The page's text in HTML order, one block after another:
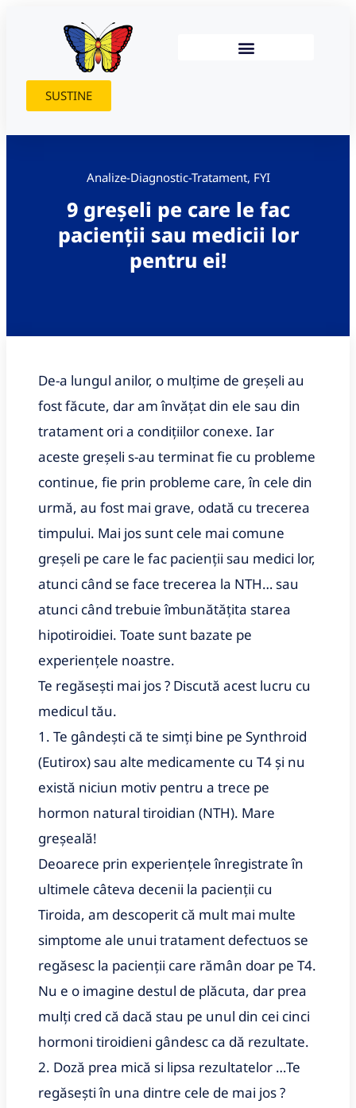
SUSTINE
Analize-Diagnostic-Tratament, FYI
9 greșeli pe care le fac
pacienții sau medicii lor
pentru ei!
De-a lungul anilor, o mulțime de greșeli au
fost făcute, dar am învățat din ele sau din
tratament ori a condițiilor conexe. Iar
aceste greșeli s-au terminat fie cu probleme
continue, fie prin probleme care, în cele din
urmă, au fost mai grave, odată cu trecerea
timpului. Mai jos sunt cele mai comune
greșeli pe care le fac pacienții sau medici lor,
atunci când se face trecerea la NTH… sau
atunci când trebuie îmbunătățita starea
hipotiroidiei. Toate sunt bazate pe
experiențele noastre.
Te regăsești mai jos ? Discută acest lucru cu
medicul tău.
1. Te gândești că te simți bine pe Synthroid
(Eutirox) sau alte medicamente cu T4 și nu
există niciun motiv pentru a trece pe
hormon natural tiroidian (NTH). Mare
greșeală!
Deoarece prin experiențele înregistrate în
ultimele câteva decenii la pacienții cu
Tiroida, am descoperit că mult mai multe
simptome ale unui tratament defectuos se
regăsesc la pacienții care rămân doar pe T4.
Nu e o imagine destul de plăcuta, dar prea
mulți cred că dacă stau pe unul din cei cinci
hormoni tiroidieni gândesc ca dă rezultate.
2. Doză prea mică si lipsa rezultatelor …Te
regăsești în una dintre cele de mai jos ?